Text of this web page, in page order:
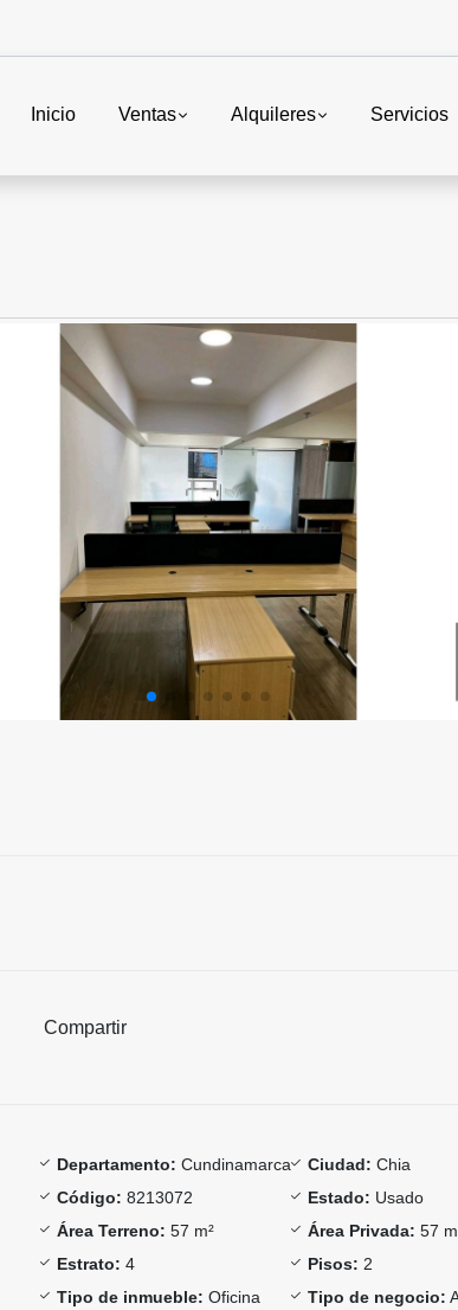
Inicio Ventas Alquileres Servicios
Compartir
Departamento: Cundinamarca Ciudad: Chia
Código: 8213072 Estado: Usado
Área Terreno: 57 m² Área Privada: 57
Estrato: 4 Pisos: 2
Tipo de inmueble: Oficina Tipo de negocio: